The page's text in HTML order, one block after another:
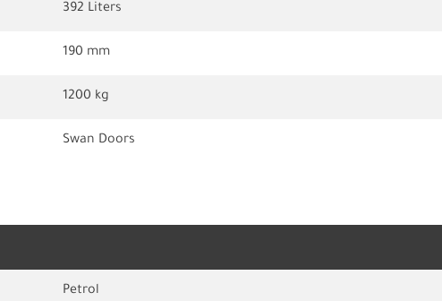
392 Liters
190 mm
1200 kg
Swan Doors
Petrol